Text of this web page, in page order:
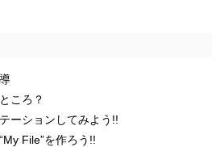
ころ？
ションしてみよう!!
File”を作ろう!!